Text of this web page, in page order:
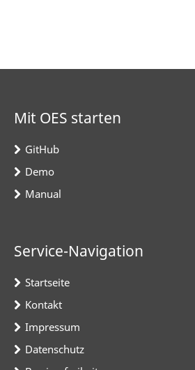
Mit OES starten
GitHub
Demo
Manual
Service-Navigation
Startseite
Kontakt
Impressum
Datenschutz